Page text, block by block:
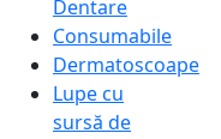
Dentare
Consumabile
Dermatoscoape
Lupe cu
sursă de